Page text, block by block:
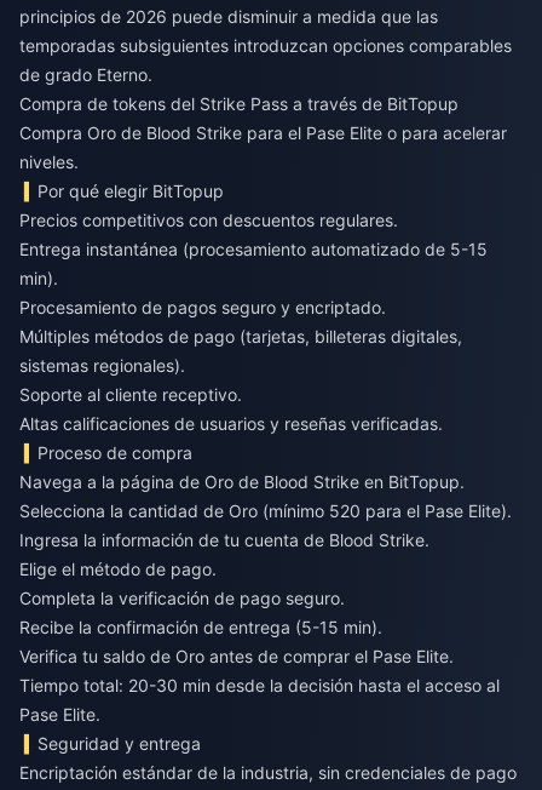
principios de 2026 puede disminuir a medida que las
temporadas subsiguientes introduzcan opciones comparables
de grado Eterno.
Compra de tokens del Strike Pass a través de BitTopup
Compra Oro de Blood Strike para el Pase Elite o para acelerar
niveles.
Por qué elegir BitTopup
Precios competitivos con descuentos regulares.
Entrega instantánea (procesamiento automatizado de 5-15
min).
Procesamiento de pagos seguro y encriptado.
Múltiples métodos de pago (tarjetas, billeteras digitales,
sistemas regionales).
Soporte al cliente receptivo.
Altas calificaciones de usuarios y reseñas verificadas.
Proceso de compra
Navega a la página de Oro de Blood Strike en BitTopup.
Selecciona la cantidad de Oro (mínimo 520 para el Pase Elite).
Ingresa la información de tu cuenta de Blood Strike.
Elige el método de pago.
Completa la verificación de pago seguro.
Recibe la confirmación de entrega (5-15 min).
Verifica tu saldo de Oro antes de comprar el Pase Elite.
Tiempo total: 20-30 min desde la decisión hasta el acceso al
Pase Elite.
Seguridad y entrega
Encriptación estándar de la industria, sin credenciales de pago